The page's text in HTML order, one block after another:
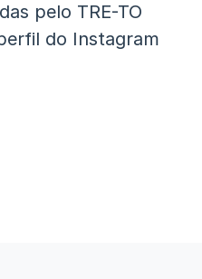
pelo TRE-TO
do Instagram